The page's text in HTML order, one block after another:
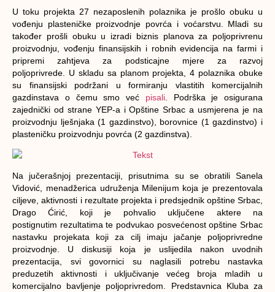
U toku projekta 27 nezaposlenih polaznika je prošlo obuku u
vođenju plasteničke proizvodnje povrća i voćarstvu. Mladi su
također prošli obuku u izradi biznis planova za poljoprivrenu
proizvodnju, vođenju finansijskih i robnih evidencija na farmi i
pripremi zahtjeva za podsticajne mjere za razvoj
poljoprivrede. U skladu sa planom projekta, 4 polaznika obuke
su finansijski podržani u formiranju vlastitih komercijalnih
gazdinstava o čemu smo već pisali. Podrška je osigurana
zajednički od strane YEP-a i Opštine Srbac a usmjerena je na
proizvodnju lješnjaka (1 gazdinstvo), borovnice (1 gazdinstvo) i
plasteničku proizvodnju povrća (2 gazdinstva).
Na jučerašnjoj prezentaciji, prisutnima su se obratili Sanela
Vidović, menadžerica udruženja Milenijum koja je prezentovala
ciljeve, aktivnosti i rezultate projekta i predsjednik opštine Srbac,
Drago Ćirić, koji je pohvalio uključene aktere na
postignutim rezultatima te podvukao posvećenost opštine Srbac
nastavku projekata koji za cilj imaju jačanje poljoprivredne
proizvodnje. U diskusiji koja je uslijedila nakon uvodnih
prezentacija, svi govornici su naglasili potrebu nastavka
preduzetih aktivnosti i uključivanje većeg broja mladih u
komercijalno bavljenje poljoprivredom. Predstavnica Kluba za